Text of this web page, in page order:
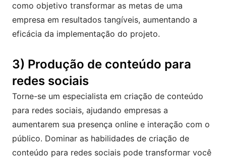
como objetivo transformar as metas de uma
empresa em resultados tangíveis, aumentando a
eficácia da implementação do projeto.
3) Produção de conteúdo para
redes sociais
Torne-se um especialista em criação de conteúdo
para redes sociais, ajudando empresas a
aumentarem sua presença online e interação com o
público. Dominar as habilidades de criação de
conteúdo para redes sociais pode transformar você